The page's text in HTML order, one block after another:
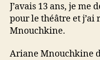
J’avais 13 ans, je me
pour le théâtre et
Mnouchkine.
Ariane Mnouchkine